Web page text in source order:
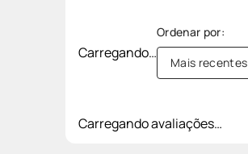
Carregando…
Mais recentes
Carregando avaliações…